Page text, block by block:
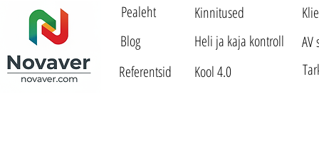
Pealeht
Blog
Referentsid
Heli ja kaja kontroll
Kinnitused
Kool 4.0